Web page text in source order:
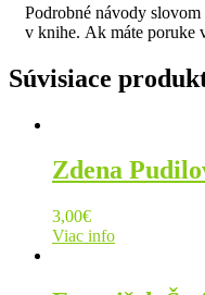
Podrobné návody
v knihe. Ak máte poruke
Súvisiace
Zdena
3,00€
Viac info